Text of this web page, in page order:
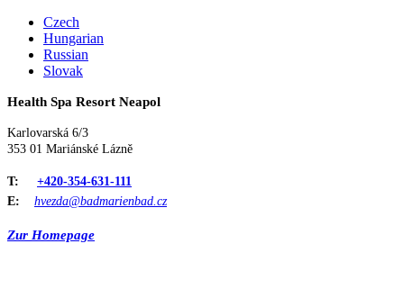
Czech
Hungarian
Russian
Slovak
Health Spa Resort Neapol
Karlovarská 6/3
353 01 Mariánské Lázně
T:
+420-354-631-111
E:
hvezda@badmarienbad.cz
Zur Homepage